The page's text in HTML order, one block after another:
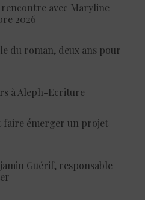
avec Maryline
2026
du roman, deux ans pour
à Aleph-Ecriture
faire émerger un projet
Guérif, responsable